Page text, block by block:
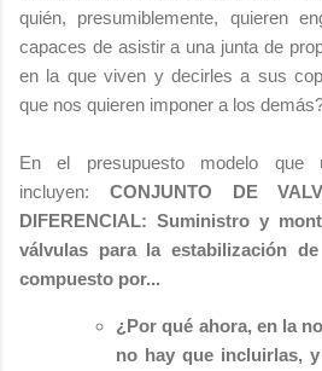
quién, presumiblemente, quieren
capaces de asistir a una junta de
en la que viven y decirles a sus
que nos quieren imponer a los
En el presupuesto modelo que
incluyen: CONJUNTO DE
DIFERENCIAL: Suministro y
válvulas para la estabilización
compuesto por...
¿Por qué ahora, en la
no hay que incluirlas,